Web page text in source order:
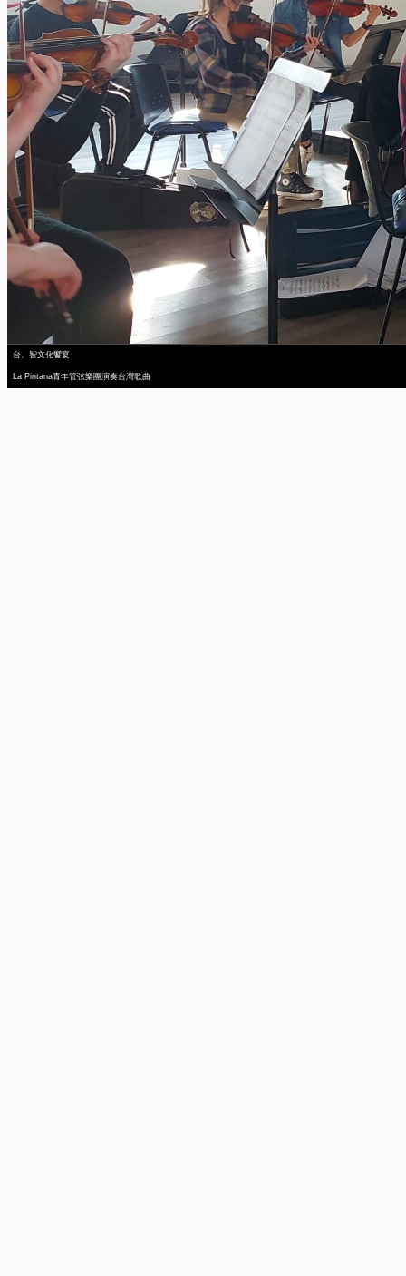
台、智文化饗宴
La Pintana青年管弦樂團演奏台灣歌曲